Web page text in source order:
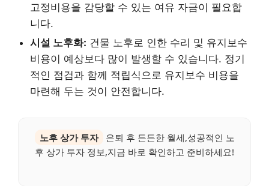
고정비용을 감당할 수 있는 여유 자금이 필요합
니다.
시설 노후화: 건물 노후로 인한 수리 및 유지보수
비용이 예상보다 많이 발생할 수 있습니다. 정기
적인 점검과 함께 적립식으로 유지보수 비용을
마련해 두는 것이 안전합니다.
노후 상가 투자
은퇴 후 든든한 월세,성공적인 노
후 상가 투자 정보,지금 바로 확인하고 준비하세요!